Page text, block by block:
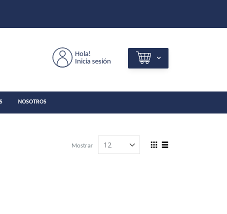
Hola!
Inicia sesión
NOSOTROS
View
Mostrar